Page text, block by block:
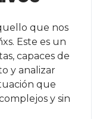
que nos
Este es un
capaces de
y analizar
que
y sin